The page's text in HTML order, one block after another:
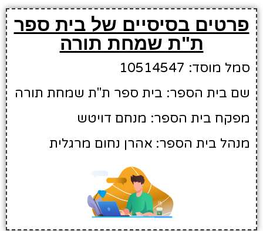
פרטים בסיסיים של בית ספר
ת"ת שמחת תורה
סמל מוסד: 10514547
שם בית הספר: בית ספר ת"ת שמחת תורה
מפקח בית הספר: מנחם דויטש
מנהל בית הספר: אהרן נחום מרגלית